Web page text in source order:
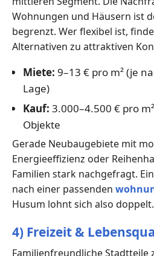
Wohnungen und Häusern ist
begrenzt. Wer flexibel ist,
Alternativen zu attraktiven
Miete: 9–13 € pro m² (je
Lage)
Kauf: 3.000–4.500 € pro
Objekte
Gerade Neubaugebiete mit
Energieeffizienz oder
Familien stark nachgefragt.
nach einer passenden
Husum lohnt sich also doppelt.
4) Freizeit &
Familienfreundliche Stadtteile